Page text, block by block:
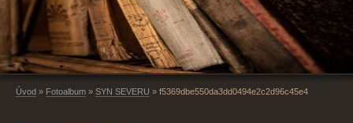
Úvod » Fotoalbum » SYN SEVERU » f5369dbe550da3dd0494e2c2d96c45e4